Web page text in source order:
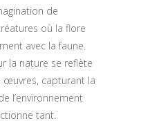
de
où la flore
avec la faune.
la nature se reflète
œuvres, capturant la
l’environnement
tant.